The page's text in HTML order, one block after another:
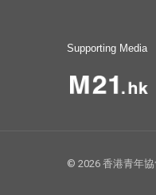
Supporting Media
© 2026 香港青年協